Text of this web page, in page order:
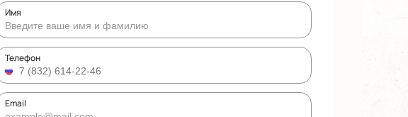
Имя
Телефон
Email